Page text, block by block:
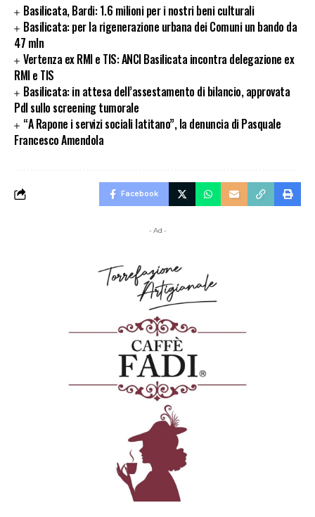
Basilicata, Bardi: 1.6 milioni per i nostri beni culturali
Basilicata: per la rigenerazione urbana dei Comuni un bando da
47 mln
Vertenza ex RMI e TIS: ANCI Basilicata incontra delegazione ex
RMI e TIS
Basilicata: in attesa dell’assestamento di bilancio, approvata
Pdl sullo screening tumorale
“A Rapone i servizi sociali latitano”, la denuncia di Pasquale
Francesco Amendola
Facebook
- Ad -